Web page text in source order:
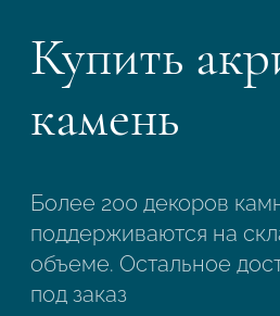
Купить
камень
Более 200 декоров
поддерживаются на
объеме. Остальное
под заказ